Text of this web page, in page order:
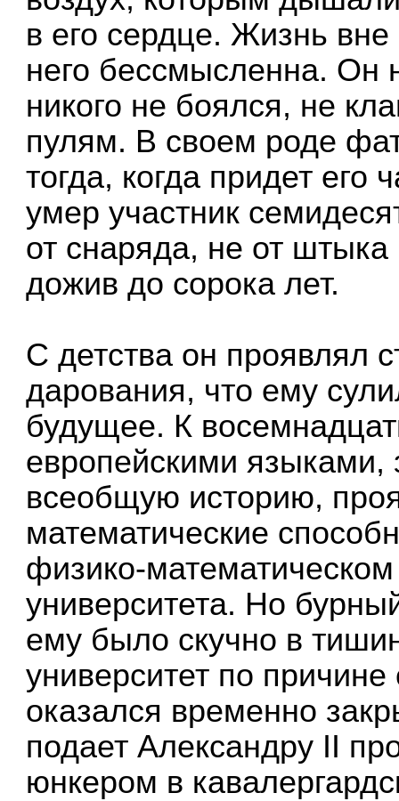
в его сердце. Жизнь
него бессмысленна. Он
никого не боялся, не
пулям. В своем роде
тогда, когда придет
умер участник
от снаряда, не от
дожив до сорока лет.
С детства он проявлял
дарования, что ему
будущее. К
европейскими языками,
всеобщую историю,
математические
физико-математическом
университета. Но
ему было скучно в
университет по
оказался временно
подает Александру II
юнкером в